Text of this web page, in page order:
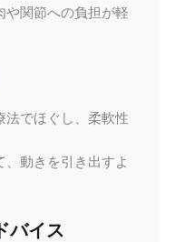
や関節への負担が軽
法でほぐし、柔軟性
動きを引き出すよ
バイス